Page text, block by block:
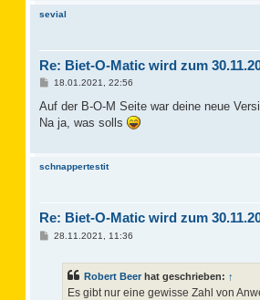
sevial
Re: Biet-O-Matic wird zum
B
r
18.01.2021, 22:56
Auf der B-O-M Seite war deine neue
Na ja, was solls
schnappertestit
Re: Biet-O-Matic wird zum
B28.11.2021, 11:36
Robert Beer hat geschrieben: ↑
Es gibt nur eine gewisse Zahl von